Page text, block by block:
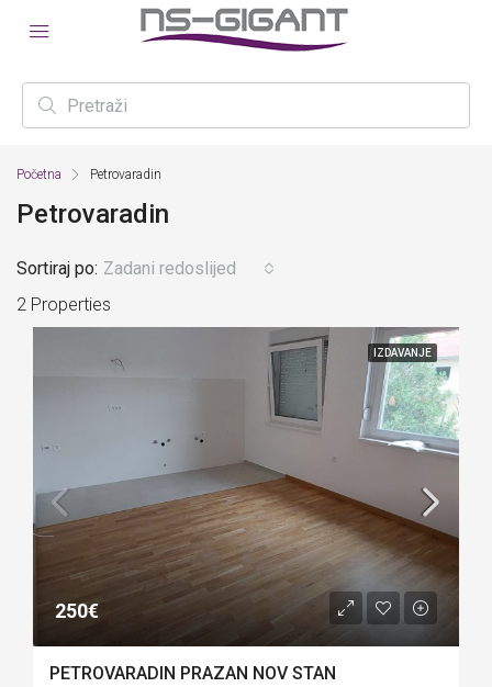
Početna Petrovaradin
Petrovaradin
2 Properties
Sortiraj po: Zadani redoslijed
IZDAVANJE
250€
PETROVARADIN PRAZAN NOV STAN